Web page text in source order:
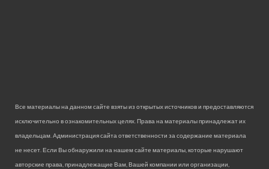
Все материалы на данном сайте взяты из открытых источников и предоставляются
исключительно в ознакомительных целях. Права на материалы принадлежат их
владельцам. Администрация сайта ответственности за содержание материала
не несет. Если Вы обнаружили на нашем сайте материалы, которые нарушают
авторские права, принадлежащие Вам, Вашей компании или организации,